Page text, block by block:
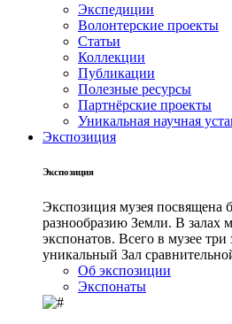
Экспедиции
Волонтерские проекты
Статьи
Коллекции
Публикации
Полезные ресурсы
Партнёрские проекты
Уникальная научная
Экспозиция
Экспозиция
Экспозиция музея посвящена
разнообразию Земли. В залах
экспонатов. Всего в музее
уникальный Зал
Об экспозиции
Экспонаты